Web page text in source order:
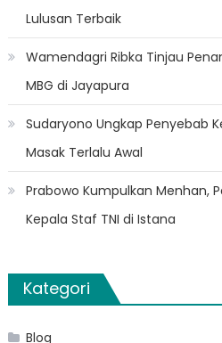
Lulusan Terbaik
Wamendagri Ribka Tinjau
MBG di Jayapura
Sudaryono Ungkap Penyebab
Masak Terlalu Awal
Prabowo Kumpulkan Menhan,
Kepala Staf TNI di Istana
Kategori
Blog